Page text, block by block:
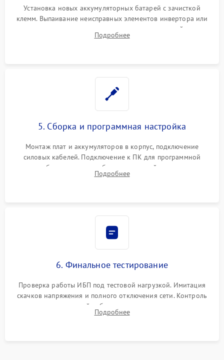
Установка новых аккумуляторных батарей с зачисткой
клемм. Выпаивание неисправных элементов инвертора или
цепи зарядки и монтаж новых радиодеталей.
Восстановление поврежденных токоведущих дорожек и
Подробнее
5. Сборка и программная настройка
Монтаж плат и аккумуляторов в корпус, подключение
силовых кабелей. Подключение к ПК для программной
калибровки констант батареи, настройки порогов
срабатывания AVR и сброса счетчиков старения АКБ.
Подробнее
6. Финальное тестирование
Проверка работы ИБП под тестовой нагрузкой. Имитация
скачков напряжения и полного отключения сети. Контроль
времени автономной работы, температурного режима и
корректности формы выходного сигнала.
Подробнее